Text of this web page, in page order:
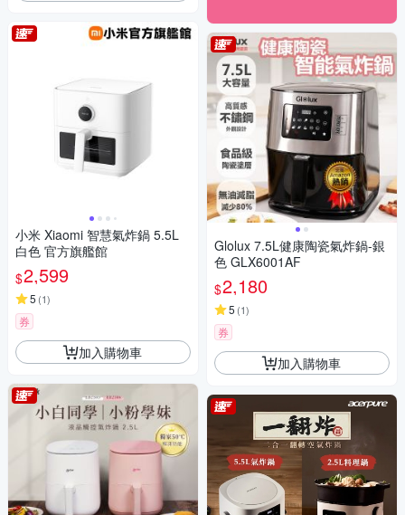
小米 Xiaomi 智慧氣炸鍋 5.5L
白色 官方旗艦館
$2,599
5 (1)
券
加入購物車
Glolux 7.5L健康陶瓷氣炸鍋-銀
色 GLX6001AF
$2,180
5 (1)
券
加入購物車